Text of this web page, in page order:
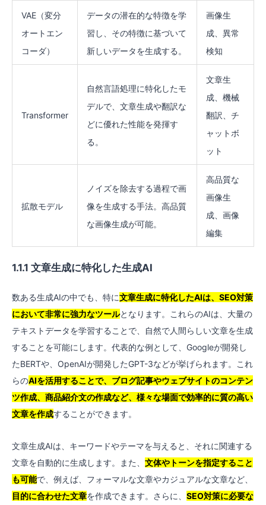
VAE（変分
オートエン
コーダ）
データの潜在的な特徴を学
習し、その特徴に基づいて
新しいデータを生成する。
画像生
成、異常
検知
Transformer
自然言語処理に特化したモ
デルで、文章生成や翻訳な
どに優れた性能を発揮す
る。
文章生
成、機械
翻訳、チ
ャットボ
ット
拡散モデル
ノイズを除去する過程で画
像を生成する手法。高品質
な画像生成が可能。
高品質な
画像生
成、画像
編集
1.1.1 文章生成に特化した生成AI
数ある生成AIの中でも、特に文章生成に特化したAIは、SEO対策
において非常に強力なツールとなります。これらのAIは、大量の
テキストデータを学習することで、自然で人間らしい文章を生成
することを可能にします。代表的な例として、Googleが開発し
たBERTや、OpenAIが開発したGPT-3などが挙げられます。これ
らのAIを活用することで、ブログ記事やウェブサイトのコンテン
ツ作成、商品紹介文の作成など、様々な場面で効率的に質の高い
文章を作成することができます。
文章生成AIは、キーワードやテーマを与えると、それに関連する
文章を自動的に生成します。また、 文体やトーンを指定すること
も可能で、例えば、フォーマルな文章やカジュアルな文章など、
目的に合わせた文章を作成できます。さらに、 SEO対策に必要な